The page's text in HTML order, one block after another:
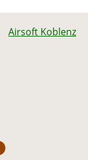
Airsoft Koblenz